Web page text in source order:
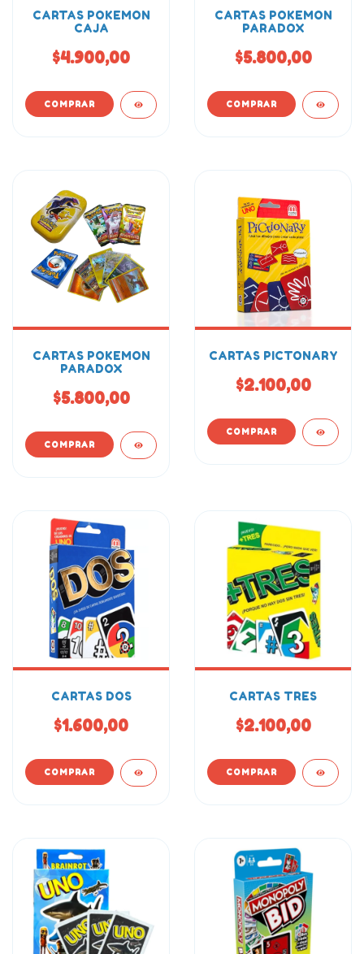
CARTAS POKEMON
CAJA
$4.900,00
CARTAS POKEMON
PARADOX
$5.800,00
CARTAS POKEMON
PARADOX
$5.800,00
CARTAS PICTONARY
$2.100,00
CARTAS DOS
$1.600,00
CARTAS TRES
$2.100,00